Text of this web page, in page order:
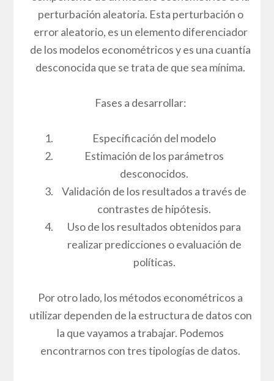
perturbación aleatoria. Esta perturbación o
error aleatorio, es un elemento diferenciador
de los modelos econométricos y es una cuantía
desconocida que se trata de que sea mínima.
Fases a desarrollar:
Especificación del modelo
Estimación de los parámetros
desconocidos.
Validación de los resultados a través de
contrastes de hipótesis.
Uso de los resultados obtenidos para
realizar predicciones o evaluación de
políticas.
Por otro lado, los métodos econométricos a
utilizar dependen de la estructura de datos con
la que vayamos a trabajar. Podemos
encontrarnos con tres tipologías de datos.